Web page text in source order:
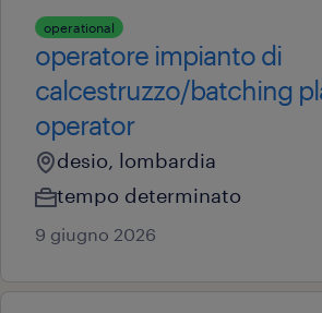
operational
operatore impianto di
calcestruzzo/batching
operator
desio, lombardia
tempo determinato
9 giugno 2026